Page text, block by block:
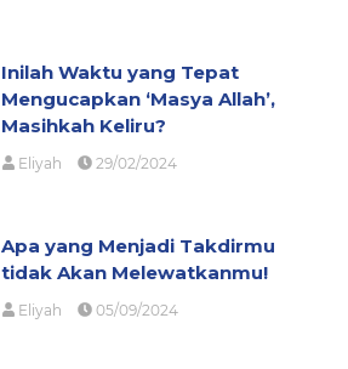
Inilah Waktu yang Tepat
Mengucapkan ‘Masya Allah’,
Masihkah Keliru?
Eliyah 29/02/2024
Apa yang Menjadi Takdirmu
tidak Akan Melewatkanmu!
Eliyah 05/09/2024